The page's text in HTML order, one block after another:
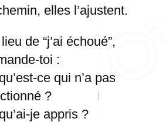
elles l’ajustent.
de “j’ai échoué”,
toi :
ce qui n’a pas
?
je appris ?